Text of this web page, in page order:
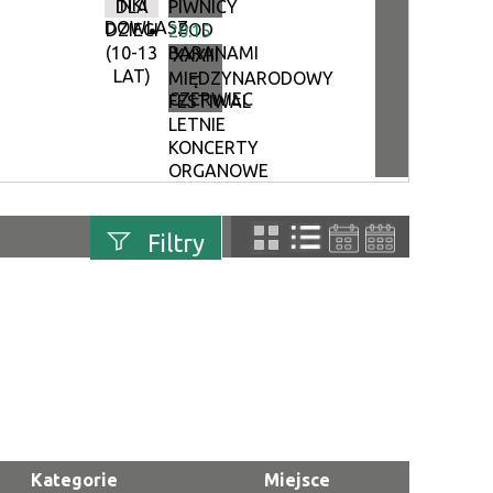
INKI
DOWLASZ
DLA
DZIECI
(10-13
LAT)
PIWNICY
POD
BARANAMI
–
CZERWIEC
20:15
XXXIII
MIĘDZYNARODOWY
FESTIWAL
LETNIE
KONCERTY
ORGANOWE
Filtry
Kategorie Miejsce